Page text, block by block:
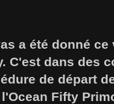
a été donné ce
C'est dans des
de départ
Fifty